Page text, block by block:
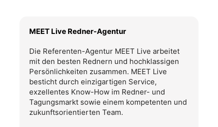
MEET Live Redner-Agentur
Die Referenten-Agentur MEET Live arbeitet
mit den besten Rednern und hochklassigen
Persönlichkeiten zusammen. MEET Live
besticht durch einzigartigen Service,
exzellentes Know-How im Redner- und
Tagungsmarkt sowie einem kompetenten und
zukunftsorientierten Team.